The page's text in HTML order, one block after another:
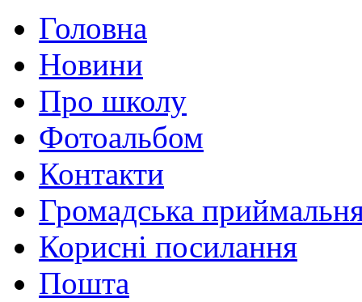
Головна
Новини
Про школу
Фотоальбом
Контакти
Громадська
Корисні посилання
Пошта